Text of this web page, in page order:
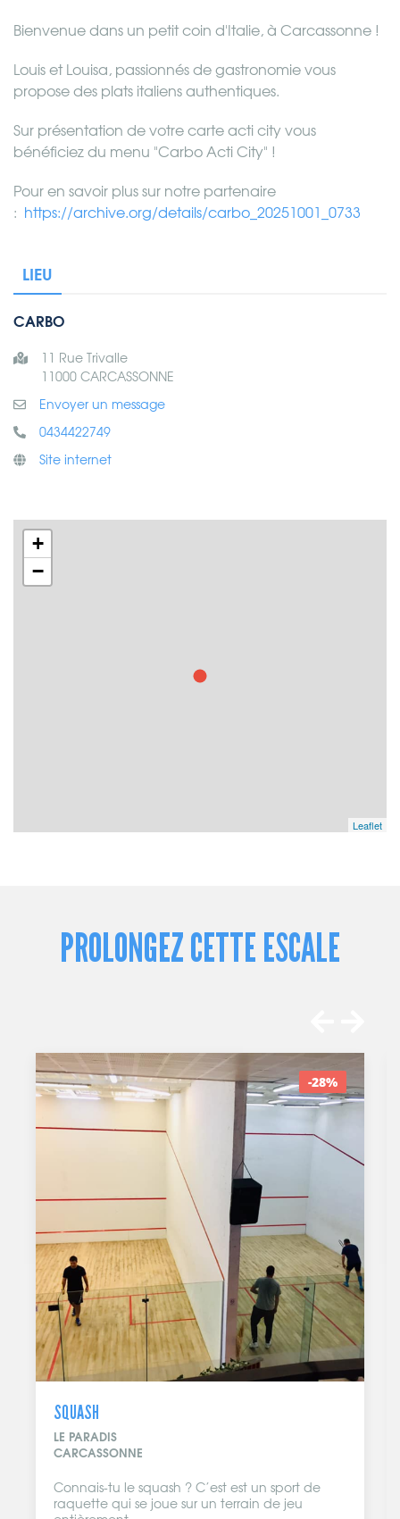
Bienvenue dans un petit coin d'Italie, à Carcassonne !
Louis et Louisa, passionnés de gastronomie vous
propose des plats italiens authentiques.
Sur présentation de votre carte acti city vous
bénéficiez du menu "Carbo Acti City" !
Pour en savoir plus sur notre partenaire
:
https://archive.org/details/carbo_20251001_0733
LIEU
CARBO
11 Rue Trivalle
11000 CARCASSONNE
Envoyer un message
0434422749
Site internet
+
−
Leaflet
PROLONGEZ CETTE ESCALE
-28%
SQUASH
LE PARADIS
CARCASSONNE
Connais-tu le squash ? C’est est un sport de
raquette qui se joue sur un terrain de jeu